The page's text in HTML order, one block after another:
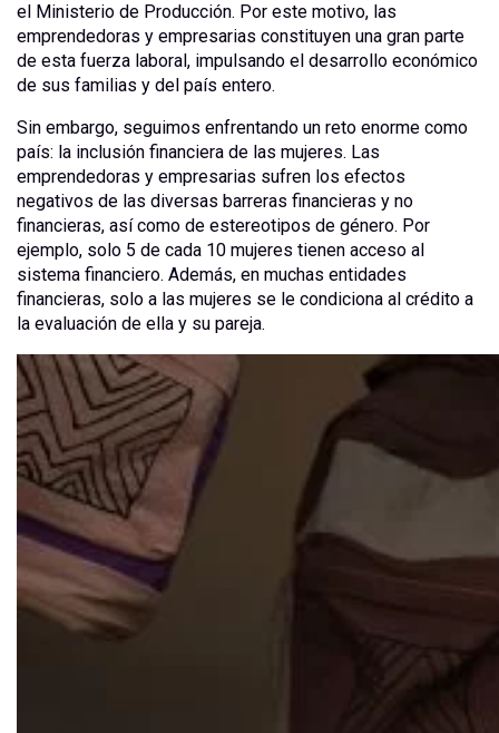
el Ministerio de Producción. Por este motivo, las
emprendedoras y empresarias constituyen una gran parte
de esta fuerza laboral, impulsando el desarrollo económico
de sus familias y del país entero.
Sin embargo, seguimos enfrentando un reto enorme como
país: la inclusión financiera de las mujeres. Las
emprendedoras y empresarias sufren los efectos
negativos de las diversas barreras financieras y no
financieras, así como de estereotipos de género. Por
ejemplo, solo 5 de cada 10 mujeres tienen acceso al
sistema financiero. Además, en muchas entidades
financieras, solo a las mujeres se le condiciona al crédito a
la evaluación de ella y su pareja.